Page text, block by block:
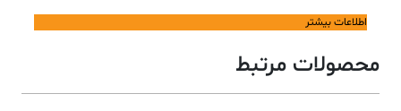
اطلاعات بیشتر
محصولات مرتبط